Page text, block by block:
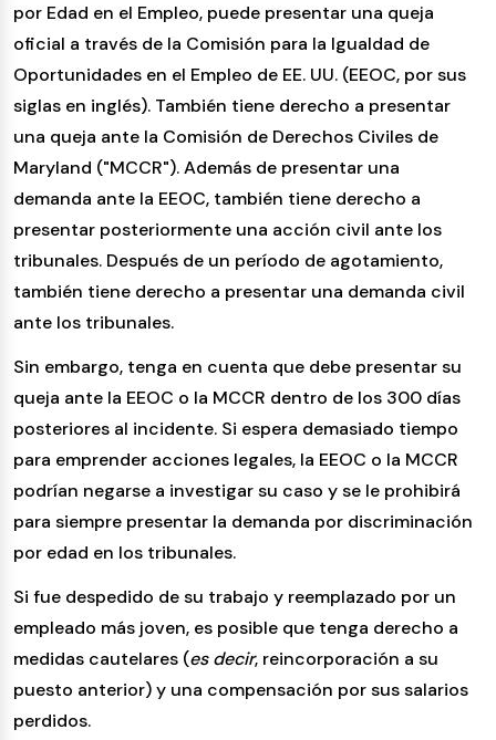
por Edad en el Empleo, puede presentar una queja
oficial a través de la Comisión para la Igualdad de
Oportunidades en el Empleo de EE. UU. (EEOC, por sus
siglas en inglés). También tiene derecho a presentar
una queja ante la Comisión de Derechos Civiles de
Maryland ("MCCR"). Además de presentar una
demanda ante la EEOC, también tiene derecho a
presentar posteriormente una acción civil ante los
tribunales. Después de un período de agotamiento,
también tiene derecho a presentar una demanda civil
ante los tribunales.
Sin embargo, tenga en cuenta que debe presentar su
queja ante la EEOC o la MCCR dentro de los 300 días
posteriores al incidente. Si espera demasiado tiempo
para emprender acciones legales, la EEOC o la MCCR
podrían negarse a investigar su caso y se le prohibirá
para siempre presentar la demanda por discriminación
por edad en los tribunales.
Si fue despedido de su trabajo y reemplazado por un
empleado más joven, es posible que tenga derecho a
medidas cautelares (es decir, reincorporación a su
puesto anterior) y una compensación por sus salarios
perdidos.